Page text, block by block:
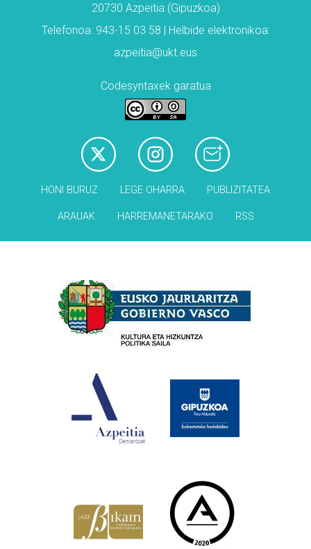
20730 Azpeitia (Gipuzkoa)
Telefonoa: 943-15 03 58 | Helbide elektronikoa:
azpeitia@ukt.eus
Codesyntaxek garatua
HONI BURUZ LEGE OHARRA PUBLIZITATEA
ARAUAK HARREMANETARAKO RSS